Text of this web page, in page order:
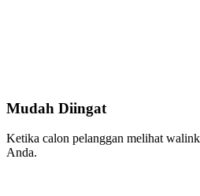
Mudah Diingat
Ketika calon pelanggan melihat
Anda.